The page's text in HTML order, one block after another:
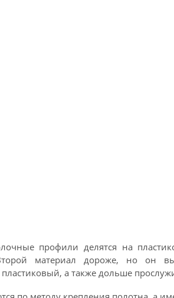
профили делятся на
материал дороже, но он
а также дольше